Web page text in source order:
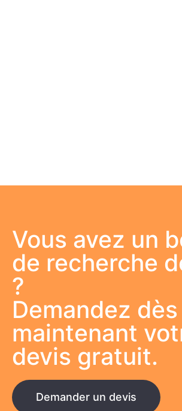
Vous avez un
de recherche
?
Demandez dès
maintenant
devis gratuit.
Demander un devis